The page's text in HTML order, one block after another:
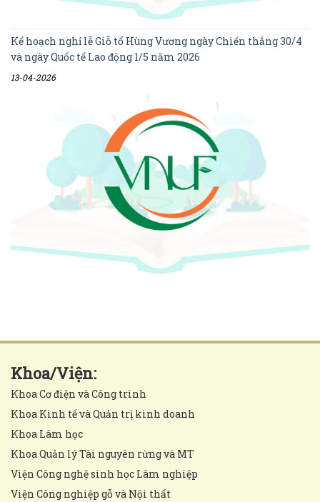
Kế hoạch nghỉ lễ Giỗ tổ Hùng Vương ngày Chiến thắng 30/4
và ngày Quốc tế Lao động 1/5 năm 2026
13-04-2026
Khoa/Viện:
Khoa Cơ điện và Công trình
Khoa Kinh tế và Quản trị kinh doanh
Khoa Lâm học
Khoa Quản lý Tài nguyên rừng và MT
Viện Công nghệ sinh học Lâm nghiệp
Viện Công nghiệp gỗ và Nội thất